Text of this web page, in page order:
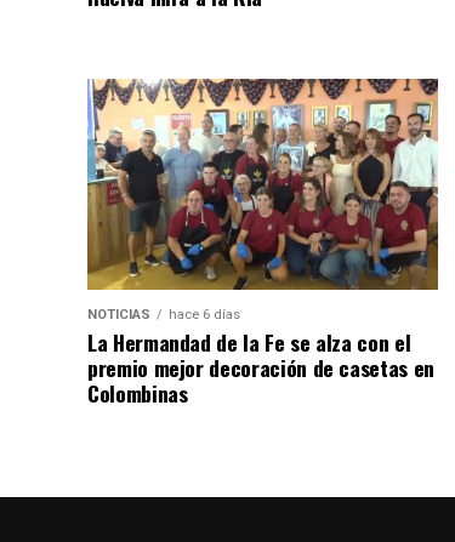
NOTICIAS hace 6 días
La Hermandad de la Fe se alza con el
premio mejor decoración de casetas en
Colombinas